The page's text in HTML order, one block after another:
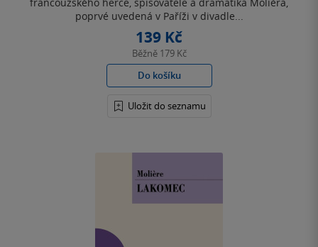
poprvé uvedená v Paříži v divadle...
139 Kč
Běžně 179 Kč
Do košíku
Uložit do seznamu